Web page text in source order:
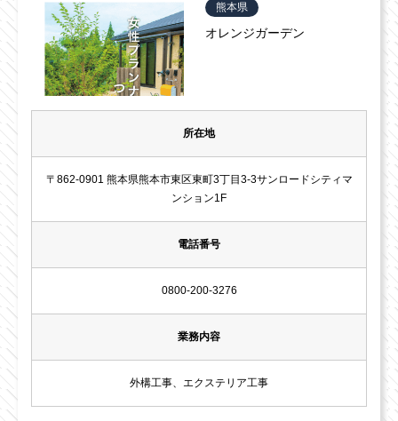
熊本県
オレンジガーデン
所在地
〒862-0901 熊本県熊本市東区東町3丁目3-3サンロードシティマ
ンション1F
電話番号
0800-200-3276
業務内容
外構工事、エクステリア工事